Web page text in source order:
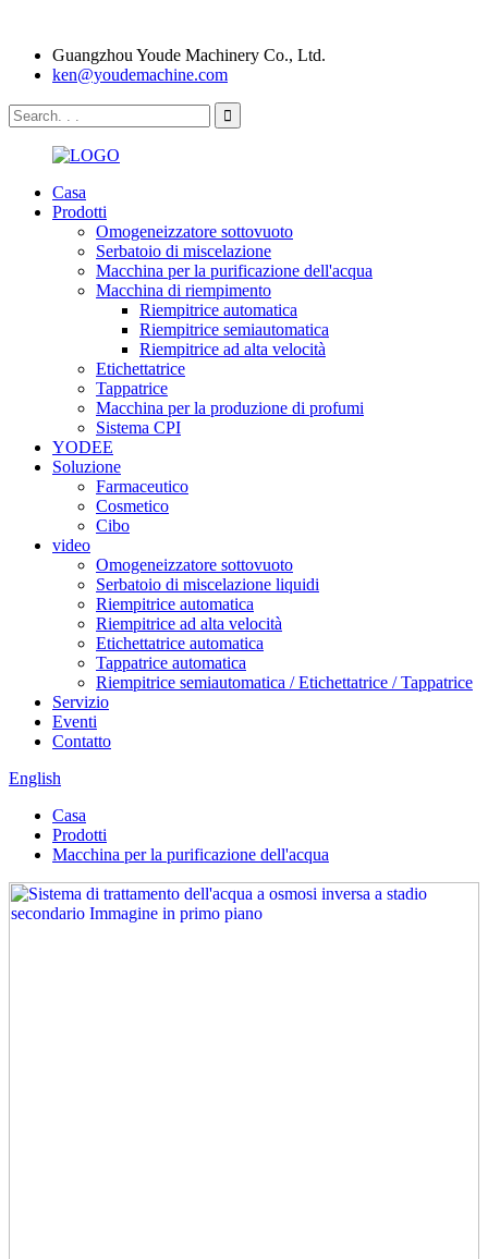
Guangzhou Youde Machinery Co., Ltd.
ken@youdemachine.com
Casa
Prodotti
Omogeneizzatore sottovuoto
Serbatoio di miscelazione
Macchina per la purificazione dell'acqua
Macchina di riempimento
Riempitrice automatica
Riempitrice semiautomatica
Riempitrice ad alta velocità
Etichettatrice
Tappatrice
Macchina per la produzione di profumi
Sistema CPI
YODEE
Soluzione
Farmaceutico
Cosmetico
Cibo
video
Omogeneizzatore sottovuoto
Serbatoio di miscelazione liquidi
Riempitrice automatica
Riempitrice ad alta velocità
Etichettatrice automatica
Tappatrice automatica
Riempitrice semiautomatica / Etichettatrice / Tappatrice
Servizio
Eventi
Contatto
English
Casa
Prodotti
Macchina per la purificazione dell'acqua